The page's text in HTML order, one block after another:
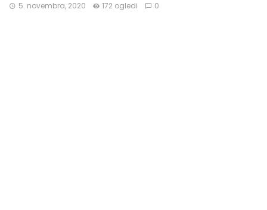
5. novembra, 2020 172 ogledi 0